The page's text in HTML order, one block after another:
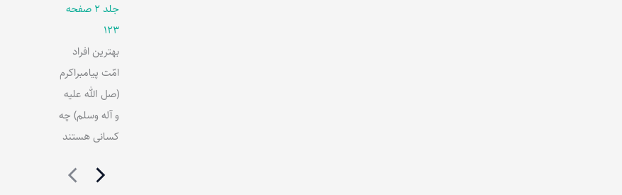
جلد 2 صفحه
123
بهترین افراد
امّت پیامبراکرم
(صل الله علیه
و آله وسلم) چه
کسانی هستند